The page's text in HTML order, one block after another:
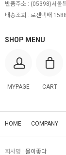
SHOP MENU
MYPAGE CART
반품주소 : (05398)서울
배송조회 : 로젠택배
HOME COMPANY
회사명 : 물이좋다